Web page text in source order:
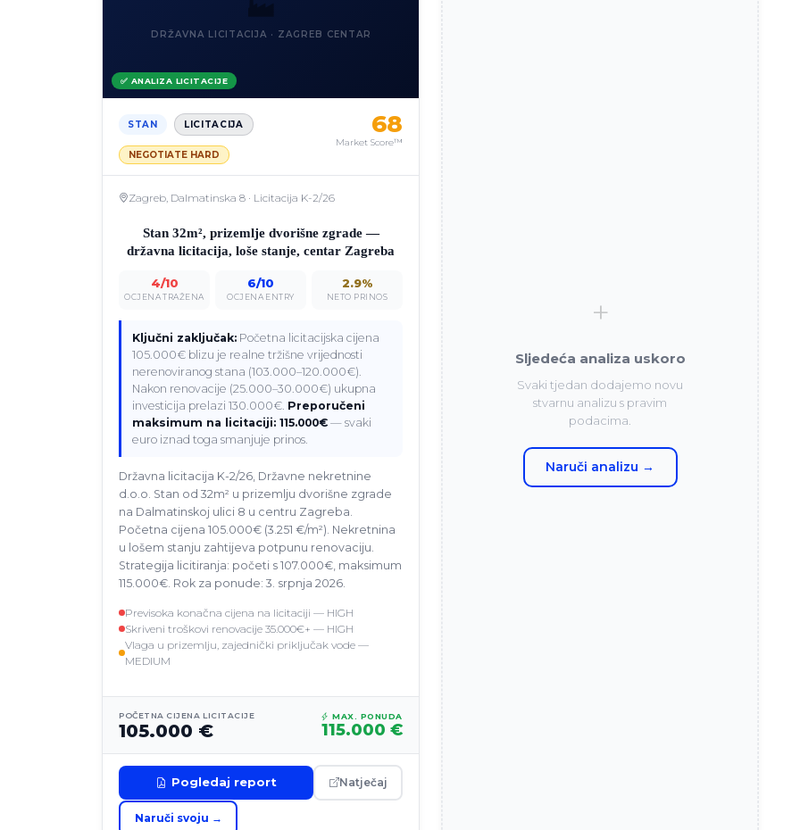
DRŽAVNA LICITACIJA · ZAGREB CENTAR
✅ ANALIZA LICITACIJE
STAN LICITACIJA
NEGOTIATE HARD
68
Market Score™
Zagreb, Dalmatinska 8 · Licitacija K-2/26
Stan 32m², prizemlje dvorišne zgrade —
državna licitacija, loše stanje, centar Zagreba
4/10
OCJENA TRAŽENA
6/10
OCJENA ENTRY
2.9%
NETO PRINOS
Ključni zaključak: Početna licitacijska cijena
105.000€ blizu je realne tržišne vrijednosti
nerenoviranog stana (103.000–120.000€).
Nakon renovacije (25.000–30.000€) ukupna
investicija prelazi 130.000€. Preporučeni
maksimum na licitaciji: 115.000€ — svaki
euro iznad toga smanjuje prinos.
Državna licitacija K-2/26, Državne nekretnine
d.o.o. Stan od 32m² u prizemlju dvorišne zgrade
na Dalmatinskoj ulici 8 u centru Zagreba.
Početna cijena 105.000€ (3.251 €/m²). Nekretnina
u lošem stanju zahtijeva potpunu renovaciju.
Strategija licitiranja: početi s 107.000€, maksimum
115.000€. Rok za ponude: 3. srpnja 2026.
Previsoka konačna cijena na licitaciji — HIGH
Skriveni troškovi renovacije 35.000€+ — HIGH
Vlaga u prizemlju, zajednički priključak vode —
MEDIUM
POČETNA CIJENA LICITACIJE
105.000 €
MAX. PONUDA
115.000 €
Pogledaj report Natječaj
Naruči svoju →
+
Sljedeća analiza uskoro
Svaki tjedan dodajemo novu
stvarnu analizu s pravim
podacima.
Naruči analizu →